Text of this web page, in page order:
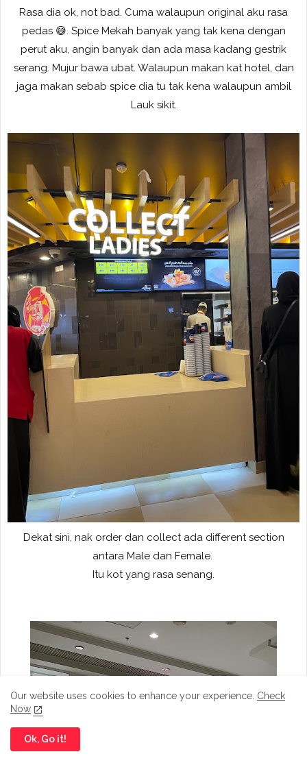
Rasa dia ok, not bad. Cuma walaupun original aku rasa
pedas 😅. Spice Mekah banyak yang tak kena dengan
perut aku, angin banyak dan ada masa kadang gestrik
serang. Mujur bawa ubat. Walaupun makan kat hotel, dan
jaga makan sebab spice dia tu tak kena walaupun ambil
Lauk sikit.
Dekat sini, nak order dan collect ada different section
antara Male dan Female.
Itu kot yang rasa senang.
Our website uses cookies to enhance your experience. Check
Now
Ok, Go it!